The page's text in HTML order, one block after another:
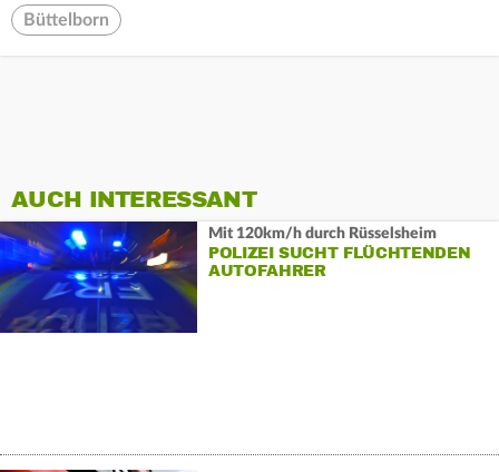
Büttelborn
AUCH INTERESSANT
Mit 120km/h durch Rüsselsheim
POLIZEI SUCHT FLÜCHTENDEN
AUTOFAHRER